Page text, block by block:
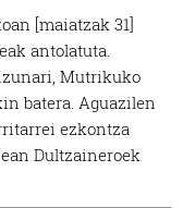
[maiatzak 31]
antolatuta.
Mutrikuko
batera. Aguazilen
ezkontza
Dultzaineroek